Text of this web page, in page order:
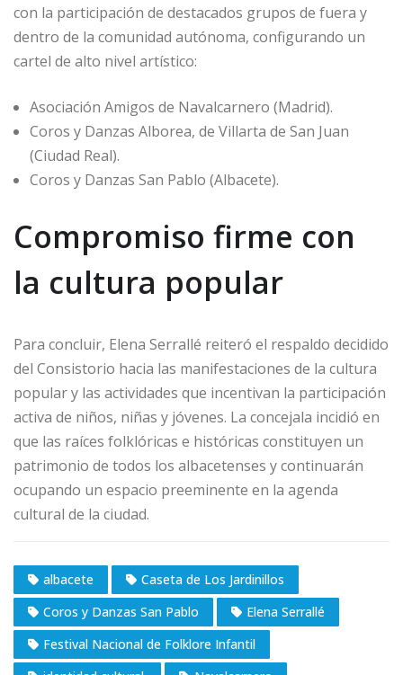
con la participación de destacados grupos de fuera y
dentro de la comunidad autónoma, configurando un
cartel de alto nivel artístico:
Asociación Amigos de Navalcarnero (Madrid).
Coros y Danzas Alborea, de Villarta de San Juan
(Ciudad Real).
Coros y Danzas San Pablo (Albacete).
Compromiso firme con
la cultura popular
Para concluir, Elena Serrallé reiteró el respaldo decidido
del Consistorio hacia las manifestaciones de la cultura
popular y las actividades que incentivan la participación
activa de niños, niñas y jóvenes. La concejala incidió en
que las raíces folklóricas e históricas constituyen un
patrimonio de todos los albacetenses y continuarán
ocupando un espacio preeminente en la agenda
cultural de la ciudad.
albacete
Caseta de Los Jardinillos
Coros y Danzas San Pablo
Elena Serrallé
Festival Nacional de Folklore Infantil